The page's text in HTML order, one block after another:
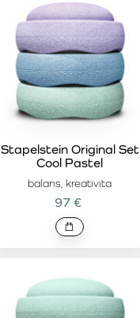
balans, kreativita
Stapelstein Original Set
Cool Pastel
97 €